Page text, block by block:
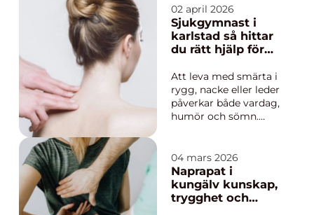
samma utveckling.
Allt fler söker
professionell
behandling för att
och stelhet, men
också för att orka
mer...
02 april 2026
Sjukgymnast i
karlstad så hittar
du rätt hjälp för
besvär
Att leva med smärta i
rygg, nacke eller leder
påverkar både vardag,
humör och sömn.
trots att rätt
behandling ofta kan
minska besvären
tydligt. En
04 mars 2026
Naprapat i
kungälv kunskap,
trygghet och